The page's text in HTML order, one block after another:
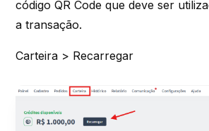
código QR Code que deve ser
a transação.
Carteira > Recarregar